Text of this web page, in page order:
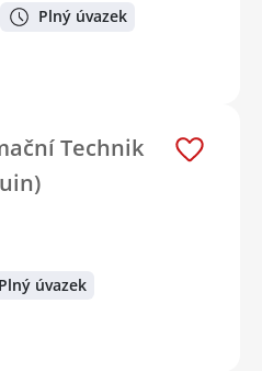
Plný úvazek
Technik
Plný úvazek